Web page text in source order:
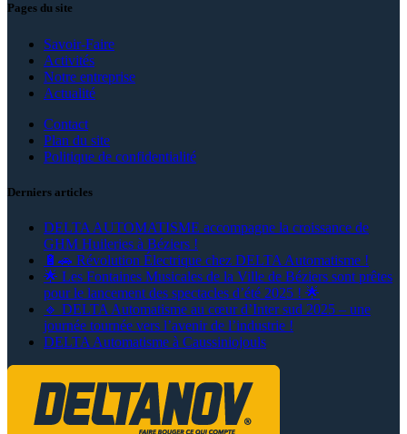
Pages du site
Savoir-Faire
Activités
Notre entreprise
Actualité
Contact
Plan du site
Politique de confidentialité
Derniers articles
DELTA AUTOMATISME accompagne la croissance de
GHM Huileries à Béziers !
🔋🚗 Révolution Électrique chez DELTA Automatisme !
🌟 Les Fontaines Musicales de la Ville de Béziers sont prêtes
pour le lancement des spectacles d’été 2025 ! 🌟
🔹 DELTA Automatisme au cœur d’Inter sud 2025 – une
journée tournée vers l’avenir de l’industrie !
DELTA Automatisme à Caussiniojouls